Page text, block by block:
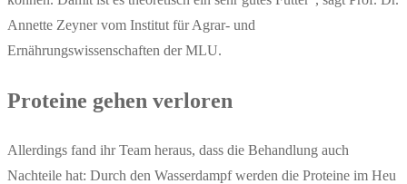
Annette Zeyner vom Institut für Agrar- und
Ernährungswissenschaften der MLU.
Proteine gehen verloren
Allerdings fand ihr Team heraus, dass die Behandlung auch
Nachteile hat: Durch den Wasserdampf werden die Proteine im Heu